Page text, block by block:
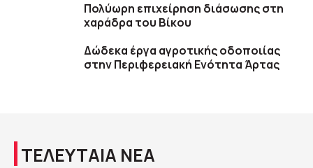
Πολύωρη επιχείρηση διάσωσης στη
χαράδρα του Βίκου
Δώδεκα έργα αγροτικής οδοποιίας
στην Περιφερειακή Ενότητα Άρτας
ΤΕΛΕΥΤΑΙΑ ΝΕΑ